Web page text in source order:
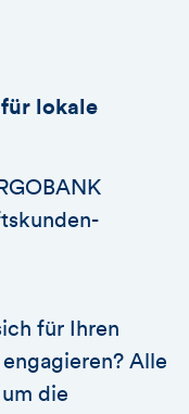
lokale
für Ihren
Alle
die